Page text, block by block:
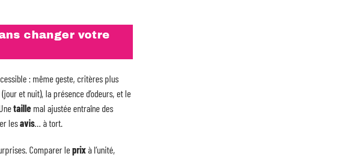
changer votre
: même geste, critères plus
(jour et nuit), la présence d’odeurs, et le
taille mal ajustée entraîne des
lesavis… à tort.
Comparer leprixà l’unité,